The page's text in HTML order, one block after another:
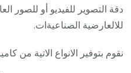
دقة التصوير للفيديو أو للصور
للالعارضية الصناعيةات.
نقوم بتوفير الانواع الاتية من